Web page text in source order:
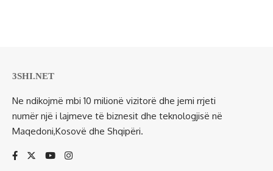
3SHI.NET
Ne ndikojmë mbi 10 milionë vizitorë dhe jemi rrjeti
numër një i lajmeve të biznesit dhe teknologjisë në
Maqedoni,Kosovë dhe Shqipëri.